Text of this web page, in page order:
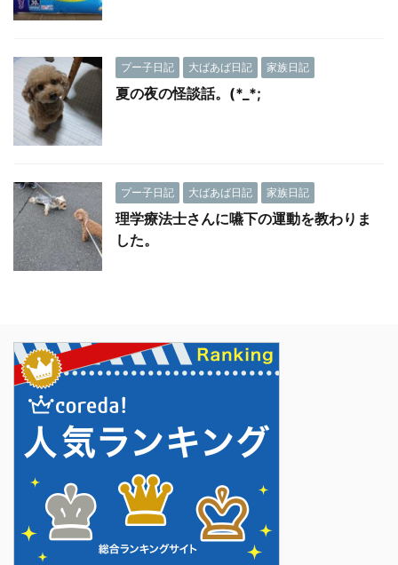
プー子日記 大ばあば日記 家族日記
夏の夜の怪談話。(*_*;
プー子日記 大ばあば日記 家族日記
理学療法士さんに嚥下の運動を教わりま
した。